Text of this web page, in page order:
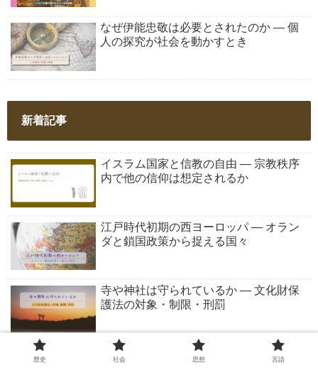
なぜ伊能忠敬は必要とされたのか ― 個
人の探究が社会を動かすとき
新着記事
イスラム国家と信教の自由 ― 宗教秩序
内で他の信仰は想定されるか
江戸時代初期の西ヨーロッパ ― オラン
ダと鎖国政策から捉える国々
寺や神社は守られているか ― 文化財保
護法の対象・制限・刑罰
文化財保護制度の歴史的な背景 ― 誰が
歴史 社会 思想 言語